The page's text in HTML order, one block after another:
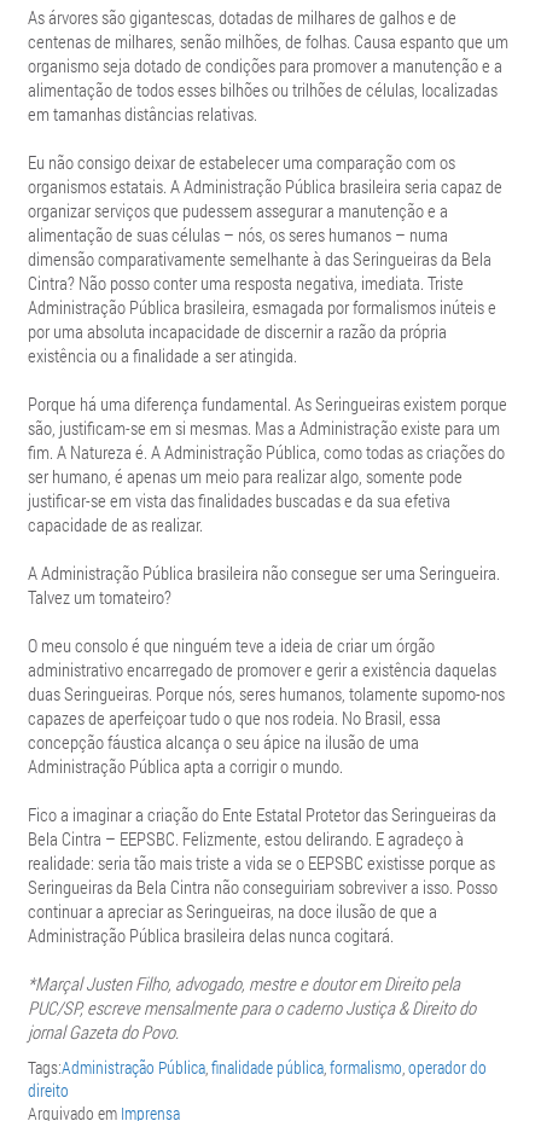
As árvores são gigantescas, dotadas de milhares de galhos e de
centenas de milhares, senão milhões, de folhas. Causa espanto que um
organismo seja dotado de condições para promover a manutenção e a
alimentação de todos esses bilhões ou trilhões de células, localizadas
em tamanhas distâncias relativas.
Eu não consigo deixar de estabelecer uma comparação com os
organismos estatais. A Administração Pública brasileira seria capaz de
organizar serviços que pudessem assegurar a manutenção e a
alimentação de suas células – nós, os seres humanos – numa
dimensão comparativamente semelhante à das Seringueiras da Bela
Cintra? Não posso conter uma resposta negativa, imediata. Triste
Administração Pública brasileira, esmagada por formalismos inúteis e
por uma absoluta incapacidade de discernir a razão da própria
existência ou a finalidade a ser atingida.
Porque há uma diferença fundamental. As Seringueiras existem porque
são, justificam-se em si mesmas. Mas a Administração existe para um
fim. A Natureza é. A Administração Pública, como todas as criações do
ser humano, é apenas um meio para realizar algo, somente pode
justificar-se em vista das finalidades buscadas e da sua efetiva
capacidade de as realizar.
A Administração Pública brasileira não consegue ser uma Seringueira.
Talvez um tomateiro?
O meu consolo é que ninguém teve a ideia de criar um órgão
administrativo encarregado de promover e gerir a existência daquelas
duas Seringueiras. Porque nós, seres humanos, tolamente supomo-nos
capazes de aperfeiçoar tudo o que nos rodeia. No Brasil, essa
concepção fáustica alcança o seu ápice na ilusão de uma
Administração Pública apta a corrigir o mundo.
Fico a imaginar a criação do Ente Estatal Protetor das Seringueiras da
Bela Cintra – EEPSBC. Felizmente, estou delirando. E agradeço à
realidade: seria tão mais triste a vida se o EEPSBC existisse porque as
Seringueiras da Bela Cintra não conseguiriam sobreviver a isso. Posso
continuar a apreciar as Seringueiras, na doce ilusão de que a
Administração Pública brasileira delas nunca cogitará.
*Marçal Justen Filho, advogado, mestre e doutor em Direito pela
PUC/SP, escreve mensalmente para o caderno Justiça & Direito do
jornal Gazeta do Povo.
Tags:Administração Pública,finalidade pública,formalismo,operador do
direito
Arquivado em Imprensa